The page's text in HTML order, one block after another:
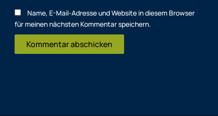
Name, E-Mail-Adresse und Website in diesem Browser
für meinen nächsten Kommentar speichern.